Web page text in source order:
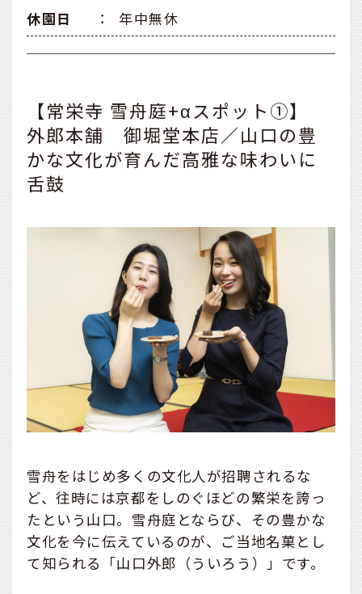
休園日
： 年中無休
【常栄寺 雪舟庭+αスポット①】
外郎本舗 御堀堂本店／山口の豊
かな文化が育んだ高雅な味わいに
舌鼓
雪舟をはじめ多くの文化人が招聘されるな
ど、往時には京都をしのぐほどの繁栄を誇っ
たという山口。雪舟庭とならび、その豊かな
文化を今に伝えているのが、ご当地名菓とし
て知られる「山口外郎（ういろう）」です。